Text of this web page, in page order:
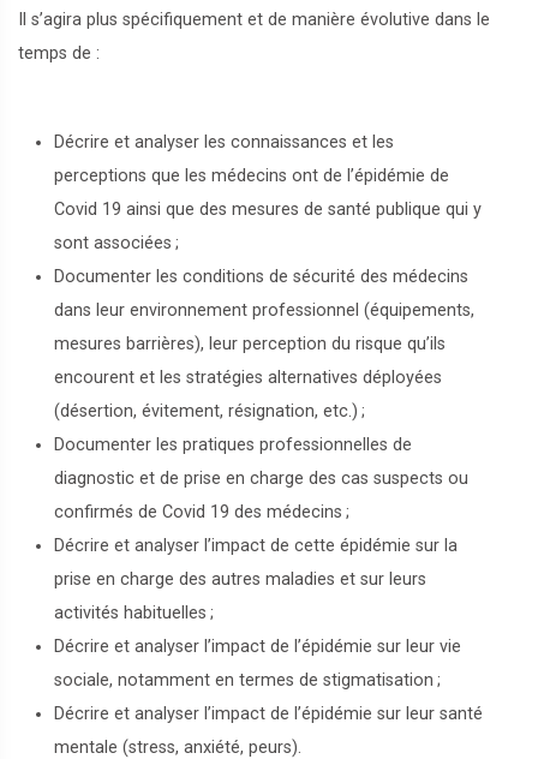
Il s’agira plus spécifiquement et de manière évolutive dans le
temps de :
Décrire et analyser les connaissances et les
perceptions que les médecins ont de l’épidémie de
Covid 19 ainsi que des mesures de santé publique qui y
sont associées ;
Documenter les conditions de sécurité des médecins
dans leur environnement professionnel (équipements,
mesures barrières), leur perception du risque qu’ils
encourent et les stratégies alternatives déployées
(désertion, évitement, résignation, etc.) ;
Documenter les pratiques professionnelles de
diagnostic et de prise en charge des cas suspects ou
confirmés de Covid 19 des médecins ;
Décrire et analyser l’impact de cette épidémie sur la
prise en charge des autres maladies et sur leurs
activités habituelles ;
Décrire et analyser l’impact de l’épidémie sur leur vie
sociale, notamment en termes de stigmatisation ;
Décrire et analyser l’impact de l’épidémie sur leur santé
mentale (stress, anxiété, peurs).